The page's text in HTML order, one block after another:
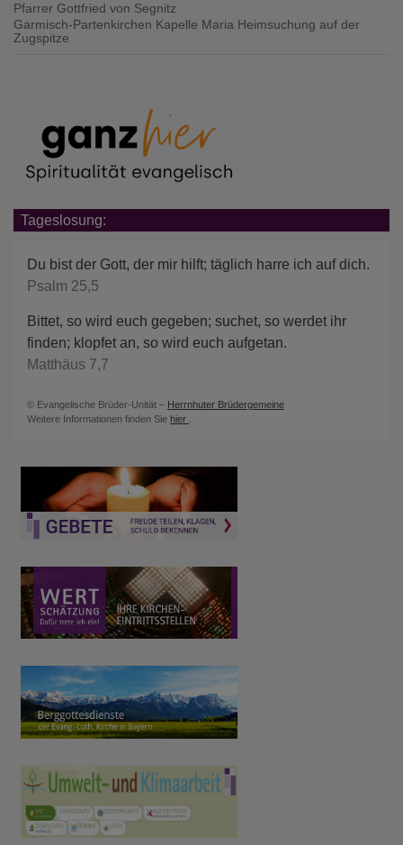
Pfarrer Gottfried von Segnitz
Garmisch-Partenkirchen Kapelle Maria Heimsuchung auf der
Zugspitze
Tageslosung:
Du bist der Gott, der mir hilft; täglich harre ich auf dich.
Psalm 25,5
Bittet, so wird euch gegeben; suchet, so werdet ihr
finden; klopfet an, so wird euch aufgetan.
Matthäus 7,7
© Evangelische Brüder-Unität – Herrnhuter Brüdergemeine
Weitere Informationen finden Sie hier